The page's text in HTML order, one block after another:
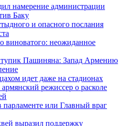
намерение администрации
Баку
и опасного послания
виноватого: неожиданное
Пашиняна: Запад Армению
идет даже на стадионах
режиссер о расколе
или Главный враг
выразил поддержку